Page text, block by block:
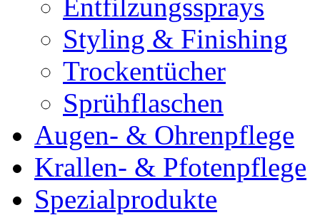
Entfilzungssprays
Styling & Finishing
Trockentücher
Sprühflaschen
Augen- & Ohrenpflege
Krallen- & Pfotenpflege
Spezialprodukte